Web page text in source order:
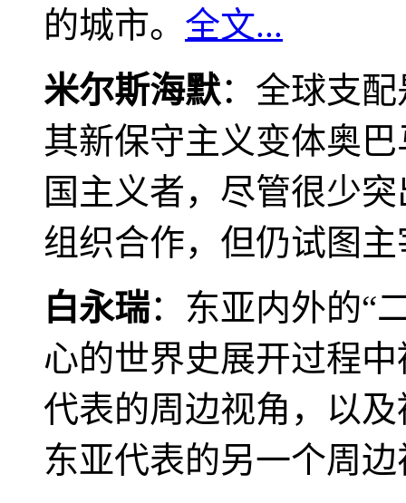
的城市。 全文...
米尔斯海默：全球支
其新保守主义变体奥
国主义者，尽管很少
组织合作，但仍试图
白永瑞：东亚内外的“
心的世界史展开过程
代表的周边视角，以
东亚代表的另一个周